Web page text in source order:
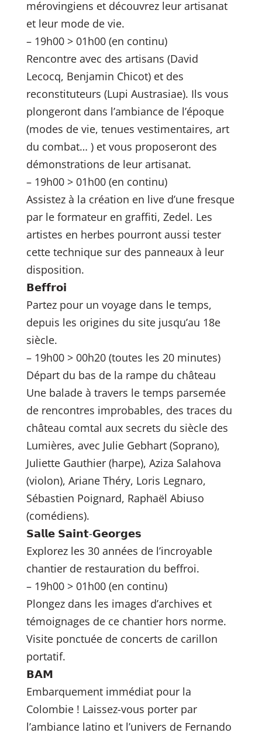
mérovingiens et découvrez leur artisanat
et leur mode de vie.
– 19h00 > 01h00 (en continu)
Rencontre avec des artisans (David
Lecocq, Benjamin Chicot) et des
reconstituteurs (Lupi Austrasiae). Ils vous
plongeront dans l’ambiance de l’époque
(modes de vie, tenues vestimentaires, art
du combat… ) et vous proposeront des
démonstrations de leur artisanat.
– 19h00 > 01h00 (en continu)
Assistez à la création en live d’une fresque
par le formateur en graffiti, Zedel. Les
artistes en herbes pourront aussi tester
cette technique sur des panneaux à leur
disposition.
𝗕𝗲𝗳𝗳𝗿𝗼𝗶
Partez pour un voyage dans le temps,
depuis les origines du site jusqu’au 18e
siècle.
– 19h00 > 00h20 (toutes les 20 minutes)
Départ du bas de la rampe du château
Une balade à travers le temps parsemée
de rencontres improbables, des traces du
château comtal aux secrets du siècle des
Lumières, avec Julie Gebhart (Soprano),
Juliette Gauthier (harpe), Aziza Salahova
(violon), Ariane Théry, Loris Legnaro,
Sébastien Poignard, Raphaël Abiuso
(comédiens).
𝗦𝗮𝗹𝗹𝗲 𝗦𝗮𝗶𝗻𝘁-𝗚𝗲𝗼𝗿𝗴𝗲𝘀
Explorez les 30 années de l’incroyable
chantier de restauration du beffroi.
– 19h00 > 01h00 (en continu)
Plongez dans les images d’archives et
témoignages de ce chantier hors norme.
Visite ponctuée de concerts de carillon
portatif.
𝗕𝗔𝗠
Embarquement immédiat pour la
Colombie ! Laissez-vous porter par
l’ambiance latino et l’univers de Fernando